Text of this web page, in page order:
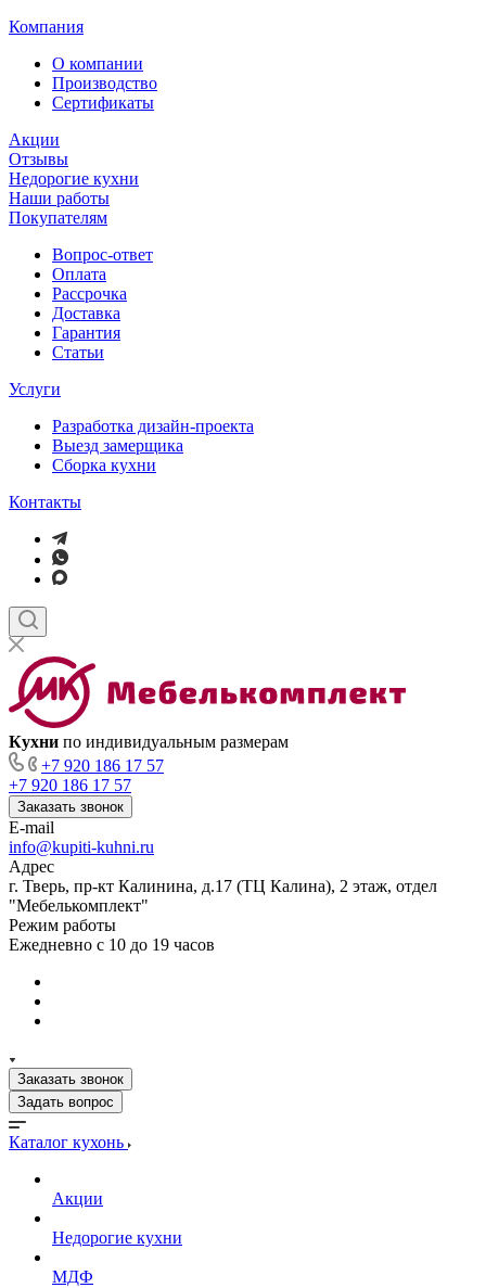
Компания
О компании
Производство
Сертификаты
Акции
Отзывы
Недорогие кухни
Наши работы
Покупателям
Вопрос-ответ
Оплата
Рассрочка
Доставка
Гарантия
Статьи
Услуги
Разработка дизайн-проекта
Выезд замерщика
Сборка кухни
Контакты
Кухни по индивидуальным размерам
+7 920 186 17 57
+7 920 186 17 57
Заказать звонок
E-mail
info@kupiti-kuhni.ru
Адрес
г. Тверь, пр-кт Калинина, д.17 (ТЦ Калина), 2 этаж, отдел
"Мебелькомплект"
Режим работы
Ежедневно с 10 до 19 часов
Заказать звонок
Задать вопрос
Каталог кухонь
Акции
Недорогие кухни
МДФ